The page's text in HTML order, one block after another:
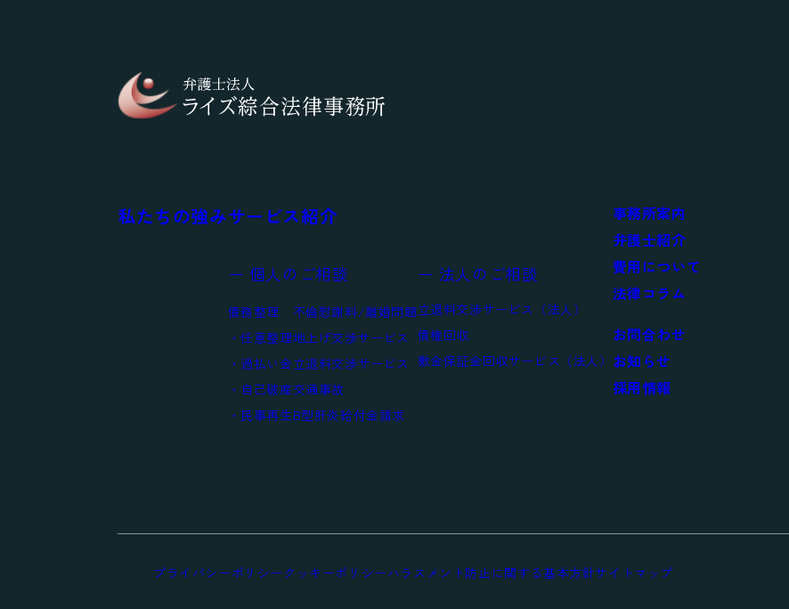
私たちの強みサービス紹介
ー 個人のご相談
債務整理
任意整理
過払い金
自己破産
民事再生
不倫慰謝料/離婚問題
地上げ交渉サービス
立退料交渉サービス
交通事故
B型肝炎給付金請求
ー 法人のご相談
立退料交渉サービス（法人）
債権回収
敷金保証金回収サービス（法人）
事務所案内
弁護士紹介
費用について
法律コラム
お問合わせ
お知らせ
採用情報
プライバシーポリシー クッキーポリシーハラスメント防止に関する基本方針サイトマップ